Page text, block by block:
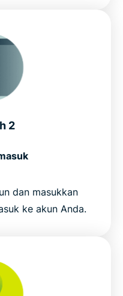
2
dan masukkan
ke akun Anda.